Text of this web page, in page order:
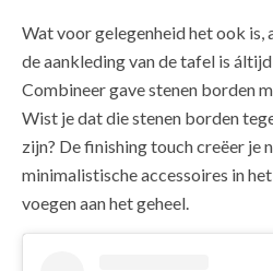
Wat voor gelegenheid het ook
de aankleding van de tafel is
Combineer gave stenen borden
Wist je dat die stenen borden
zijn? De finishing touch creëer je
minimalistische accessoires in
voegen aan het geheel.